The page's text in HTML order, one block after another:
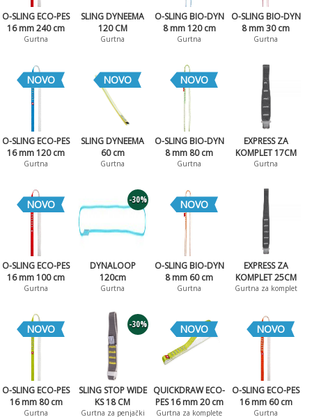
O-SLING ECO-PES
16 mm 240 cm
Gurtna
SLING DYNEEMA
120 CM
Gurtna
O-SLING BIO-DYN
8 mm 120 cm
Gurtna
O-SLING BIO-DYN
8 mm 30 cm
Gurtna
NOVO
O-SLING ECO-PES
16 mm 120 cm
Gurtna
NOVO
SLING DYNEEMA
60 cm
Gurtna
NOVO
O-SLING BIO-DYN
8 mm 80 cm
Gurtna
EXPRESS ZA
KOMPLET 17CM
Gurtna
NOVO
O-SLING ECO-PES
16 mm 100 cm
Gurtna
-30%
DYNALOOP
120cm
Gurtna
NOVO
O-SLING BIO-DYN
8 mm 60 cm
Gurtna
EXPRESS ZA
KOMPLET 25CM
Gurtna za komplet
NOVO
O-SLING ECO-PES
16 mm 80 cm
Gurtna
-30%
SLING STOP WIDE
KS 18 CM
Gurtna za penjački
NOVO
QUICKDRAW ECO-
PES 16 mm 20 cm
Gurtna za komplete
NOVO
O-SLING ECO-PES
16 mm 60 cm
Gurtna